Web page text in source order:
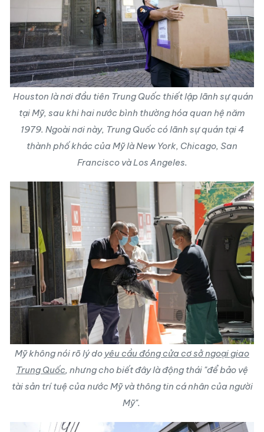
Houston là nơi đầu tiên Trung Quốc thiết lập lãnh sự quán
tại Mỹ, sau khi hai nước bình thường hóa quan hệ năm
1979. Ngoài nơi này, Trung Quốc có lãnh sự quán tại 4
thành phố khác của Mỹ là New York, Chicago, San
Francisco và Los Angeles.
Mỹ không nói rõ lý do yêu cầu đóng cửa cơ sở ngoại giao
Trung Quốc, nhưng cho biết đây là động thái "để bảo vệ
tài sản trí tuệ của nước Mỹ và thông tin cá nhân của người
Mỹ".